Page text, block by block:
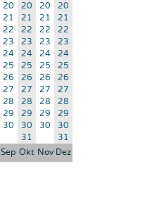
Sep Okt Nov Dez
20 20 20
20
21 21 21
21
22 22 22
22
23 23 23
23
24 24 24
24
25 25 25
25
26 26 26
26
27 27 27
27
28 28 28
28
29 29 29
29
30 30 30
30
31 31